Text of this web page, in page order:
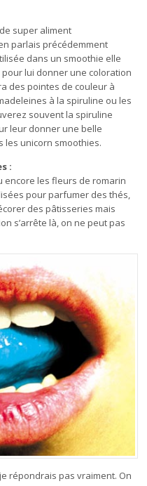
super aliment
parlais précédemment
dans un smoothie elle
lui donner une coloration
des pointes de couleur à
à la spiruline oules
souvent la spiruline
leur donner une belle
les unicorn smoothies.
:
encore les fleurs de romarin
pour parfumer des thés,
des pâtisseries mais
s’arrête là, on ne peut pas
répondrais pas vraiment. On